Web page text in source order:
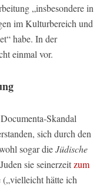
„insbesondere in
im Kulturbereich und
habe. In der
einmal vor.
Skandal
sich durch den
sogar dieJüdische
sie seinerzeitzum
hätte ich